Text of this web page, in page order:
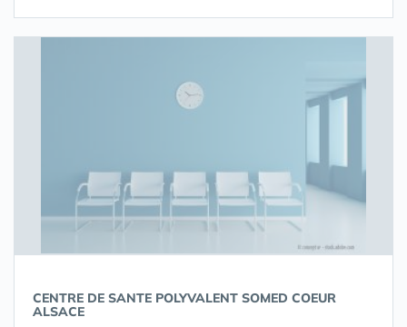
CENTRE DE SANTE POLYVALENT SOMED COEUR
ALSACE